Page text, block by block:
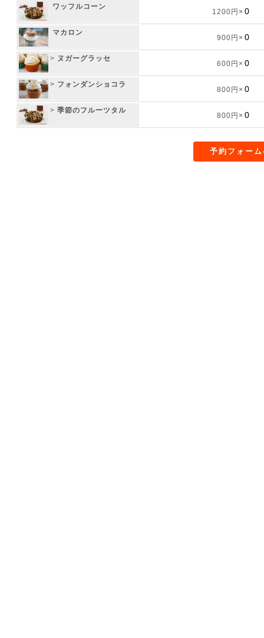
ワッフルコーン
1200円×
マカロン
900円×
> ヌガーグラッセ
600円×
> フォンダンショコラ
800円×
> 季節のフルーツタル
800円×